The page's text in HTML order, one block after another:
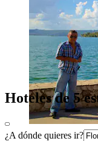
Hoteles de 5
¿A dónde quieres ir?